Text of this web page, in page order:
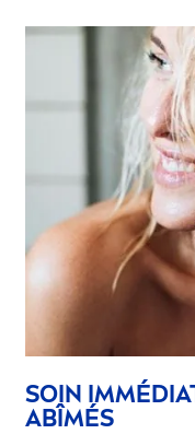
SOIN
ABÎMÉS